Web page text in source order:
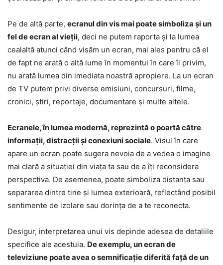
Pe de altă parte, ecranul din vis mai poate simboliza și un
fel de ecran al vieții, deci ne putem raporta și la lumea
cealaltă atunci când visăm un ecran, mai ales pentru că el
de fapt ne arată o altă lume în momentul în care îl privim,
nu arată lumea din imediata noastră apropiere. La un ecran
de TV putem privi diverse emisiuni, concursuri, filme,
cronici, știri, reportaje, documentare și multe altele.
Ecranele, în lumea modernă, reprezintă o poartă către
informații, distracții și conexiuni sociale. Visul în care
apare un ecran poate sugera nevoia de a vedea o imagine
mai clară a situației din viața ta sau de a îți reconsidera
perspectiva. De asemenea, poate simboliza distanța sau
separarea dintre tine și lumea exterioară, reflectând posibil
sentimente de izolare sau dorința de a te reconecta.
Desigur, interpretarea unui vis depinde adesea de detaliile
specifice ale acestuia. De exemplu, un ecran de
televiziune poate avea o semnificație diferită față de un